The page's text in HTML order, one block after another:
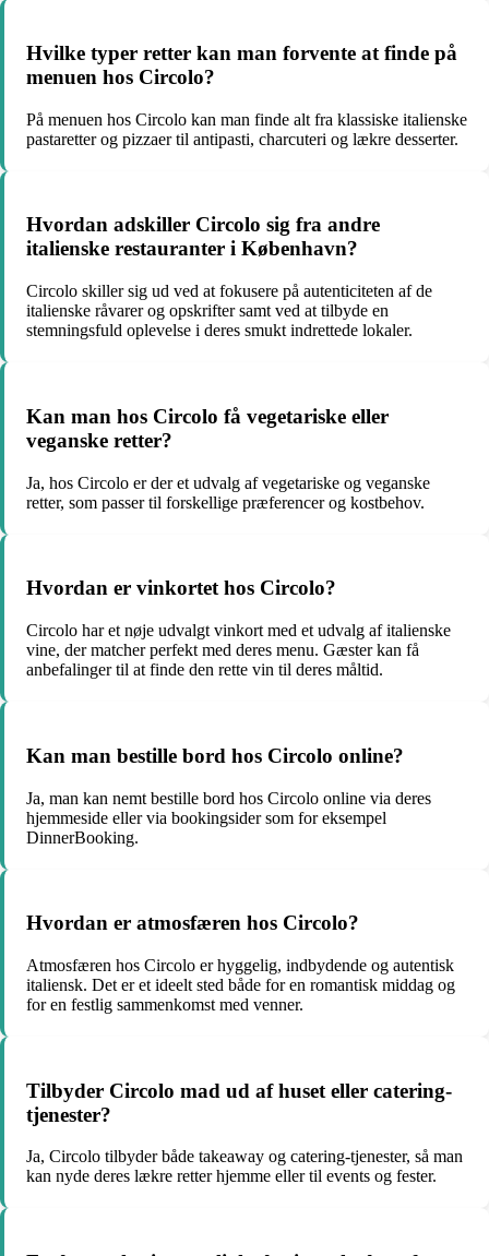
Hvilke typer retter kan man forvente at finde på
menuen hos Circolo?
På menuen hos Circolo kan man finde alt fra klassiske italienske
pastaretter og pizzaer til antipasti, charcuteri og lækre desserter.
Hvordan adskiller Circolo sig fra andre
italienske restauranter i København?
Circolo skiller sig ud ved at fokusere på autenticiteten af de
italienske råvarer og opskrifter samt ved at tilbyde en
stemningsfuld oplevelse i deres smukt indrettede lokaler.
Kan man hos Circolo få vegetariske eller
veganske retter?
Ja, hos Circolo er der et udvalg af vegetariske og veganske
retter, som passer til forskellige præferencer og kostbehov.
Hvordan er vinkortet hos Circolo?
Circolo har et nøje udvalgt vinkort med et udvalg af italienske
vine, der matcher perfekt med deres menu. Gæster kan få
anbefalinger til at finde den rette vin til deres måltid.
Kan man bestille bord hos Circolo online?
Ja, man kan nemt bestille bord hos Circolo online via deres
hjemmeside eller via bookingsider som for eksempel
DinnerBooking.
Hvordan er atmosfæren hos Circolo?
Atmosfæren hos Circolo er hyggelig, indbydende og autentisk
italiensk. Det er et ideelt sted både for en romantisk middag og
for en festlig sammenkomst med venner.
Tilbyder Circolo mad ud af huset eller catering-
tjenester?
Ja, Circolo tilbyder både takeaway og catering-tjenester, så man
kan nyde deres lækre retter hjemme eller til events og fester.